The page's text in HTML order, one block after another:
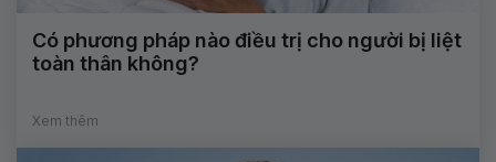
Có phương pháp nào điều trị cho người bị liệt
toàn thân không?
Xem thêm